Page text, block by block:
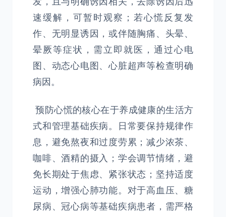
速缓解，可暂时观察；若心慌反复发
作、无明显诱因，或伴随胸痛、头晕、
晕厥等症状，需立即就医，通过心电
图、动态心电图、心脏超声等检查明确
病因。
预防心慌的核心在于养成健康的生活方
式和管理基础疾病。日常要保持规律作
息，避免熬夜和过度劳累；减少浓茶、
咖啡、酒精的摄入；学会调节情绪，避
免长期处于焦虑、紧张状态；坚持适度
运动，增强心肺功能。对于高血压、糖
尿病、冠心病等基础疾病患者，需严格